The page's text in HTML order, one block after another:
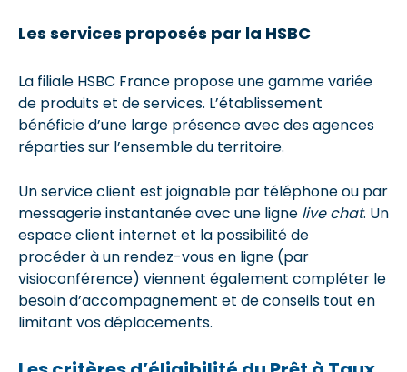
Les services proposés par la HSBC
La filiale HSBC France propose une gamme variée
de produits et de services. L’établissement
bénéficie d’une large présence avec des agences
réparties sur l’ensemble du territoire.
Un service client est joignable par téléphone ou par
messagerie instantanée avec une ligne live chat. Un
espace client internet et la possibilité de
procéder à un rendez-vous en ligne (par
visioconférence) viennent également compléter le
besoin d’accompagnement et de conseils tout en
limitant vos déplacements.